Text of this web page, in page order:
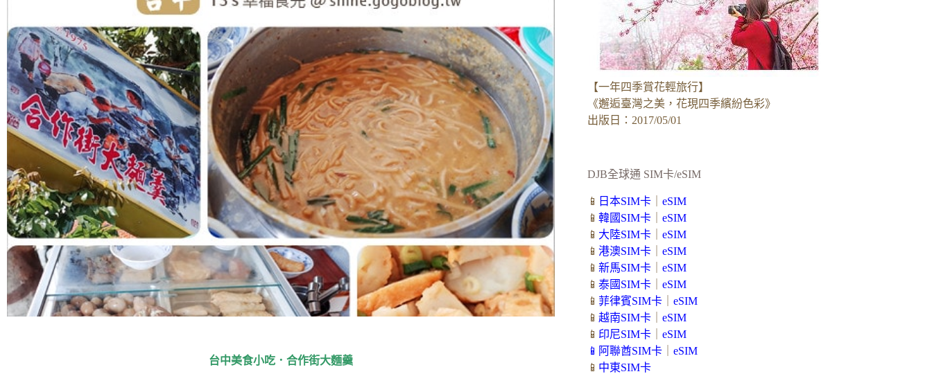
台中美食小吃．合作街大麵羹
【一年四季賞花輕旅行】
《邂逅臺灣之美，花現四季繽紛色彩》
出版日：2017/05/01
DJB全球通 SIM卡/eSIM
📱 日本SIM卡｜ eSIM
📱 韓國SIM卡｜ eSIM
📱 大陸SIM卡｜ eSIM
📱 港澳SIM卡｜ eSIM
📱 新馬SIM卡｜ eSIM
📱 泰國SIM卡｜ eSIM
📱 菲律賓SIM卡｜ eSIM
📱 越南SIM卡｜ eSIM
📱 印尼SIM卡｜ eSIM
📱 阿聯酋SIM卡｜ eSIM
📱 中東SIM卡